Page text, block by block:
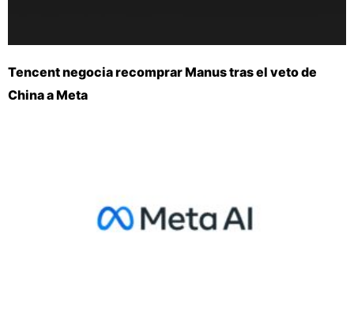
Tencent negocia recomprar Manus tras el veto de
China a Meta